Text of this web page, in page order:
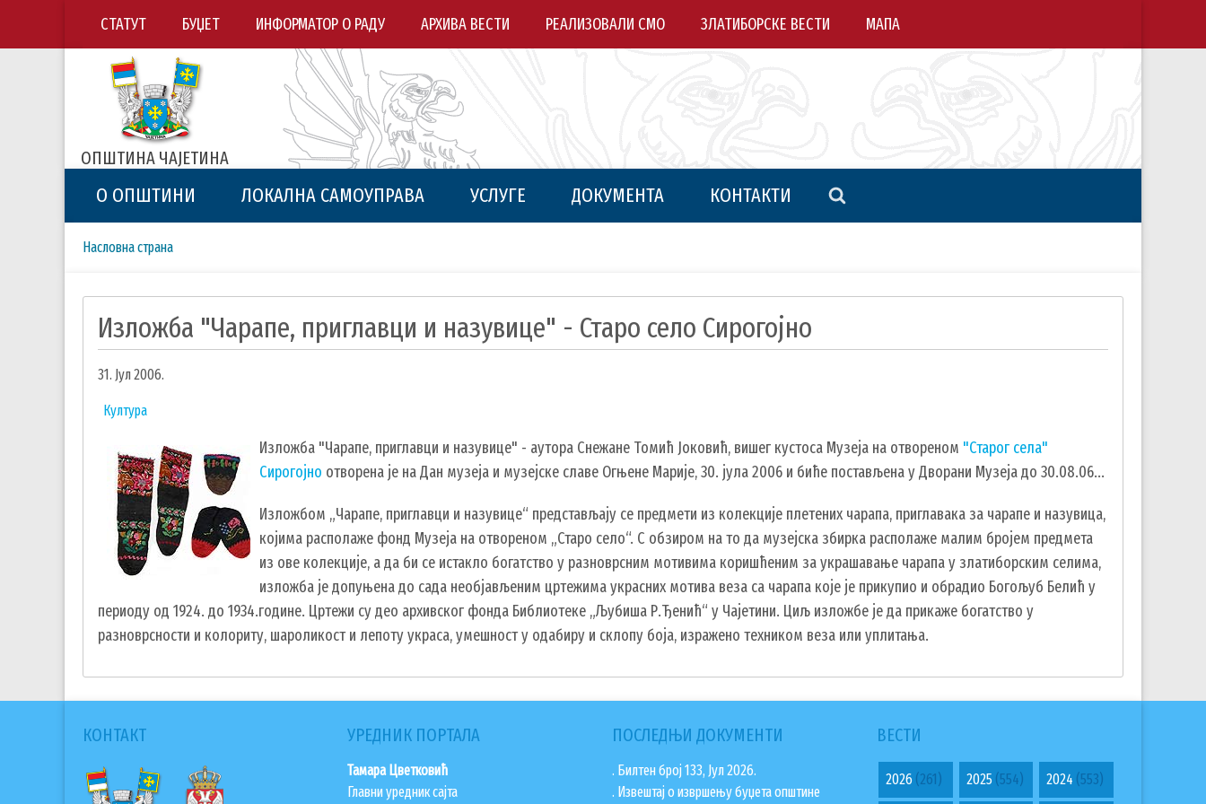
СТАТУТ БУЏЕТ ИНФОРМАТОР О РАДУ АРХИВА ВЕСТИ РЕАЛИЗОВАЛИ СМО ЗЛАТИБОРСКЕ ВЕСТИ МАПА
ОПШТИНА ЧАЈЕТИНА
О ОПШТИНИ ЛОКАЛНА САМОУПРАВА УСЛУГЕ ДОКУМЕНТА КОНТАКТИ
Breadcrumbs
You
Насловна страна
Изложба "Чарапе, приглавци и назувице" - Старо село Сирогојно
31. Јул 2006.
Култура
Изложба "Чарапе, приглавци и назувице" - аутора Снежане Томић Јоковић, вишег кустоса Музеја на отвореном "Старог села"
Сирогојно отворена је на Дан музеја и музејске славе Огњене Марије, 30. јула 2006 и биће постављена у Дворани Музеја до 30.08.06...
Изложбом „Чарапе, приглавци и назувице“ представљају се предмети из колекције плетених чарапа, приглавака за чарапе и назувица,
којима располаже фонд Музеја на отвореном „Старо село“. С обзиром на то да музејска збирка располаже малим бројем предмета
из ове колекције, а да би се истакло богатство у разноврсним мотивима коришћеним за украшавање чарапа у златиборским селима,
изложба је допуњена до сада необјављеним цртежима украсних мотива веза са чарапа које је прикупио и обрадио Богољуб Белић у
периоду од 1924. до 1934.године. Цртежи су део архивског фонда Библиотеке „Љубиша Р.Ђенић“ у Чајетини. Циљ изложбе је да прикаже богатство у
разноврсности и колориту, шароликост и лепоту украса, умешност у одабиру и склопу боја, изражено техником веза или уплитања.
КОНТАКТ УРЕДНИК ПОРТАЛА
Тамара Цветковић
Главни уредник сајта
ПОСЛЕДЊИ ДОКУМЕНТИ
. Билтен број 133, Јул 2026.
. Извештај о извршењу буџета општине
ВЕСТИ
2026 (261) 2025(554) 2024 (553)